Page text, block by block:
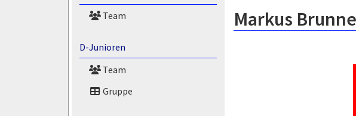
Team
D-Junioren
Team
Gruppe
Markus